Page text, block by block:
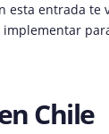
esta entrada
Chile